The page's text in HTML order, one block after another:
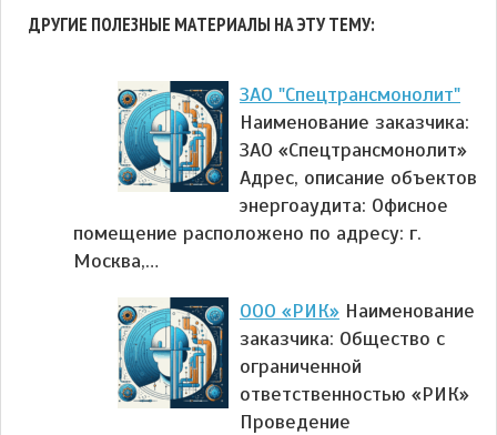
ДРУГИЕ ПОЛЕЗНЫЕ МАТЕРИАЛЫ НА ЭТУ ТЕМУ:
ЗАО "Спецтрансмонолит"
Наименование заказчика:
ЗАО «Спецтрансмонолит»
Адрес, описание объектов
энергоаудита: Офисное
помещение расположено по адресу: г.
Москва,…
ООО «РИК» Наименование
заказчика: Общество с
ограниченной
ответственностью «РИК»
Проведение